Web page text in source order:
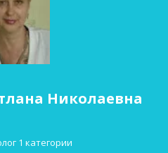
Николаевна
1 категории